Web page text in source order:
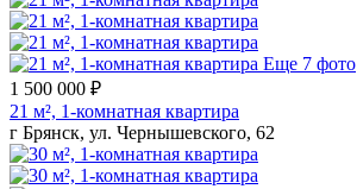
Еще 7 фото
1 500 000 ₽
21 м², 1-комнатная квартира
г Брянск, ул. Чернышевского, 62